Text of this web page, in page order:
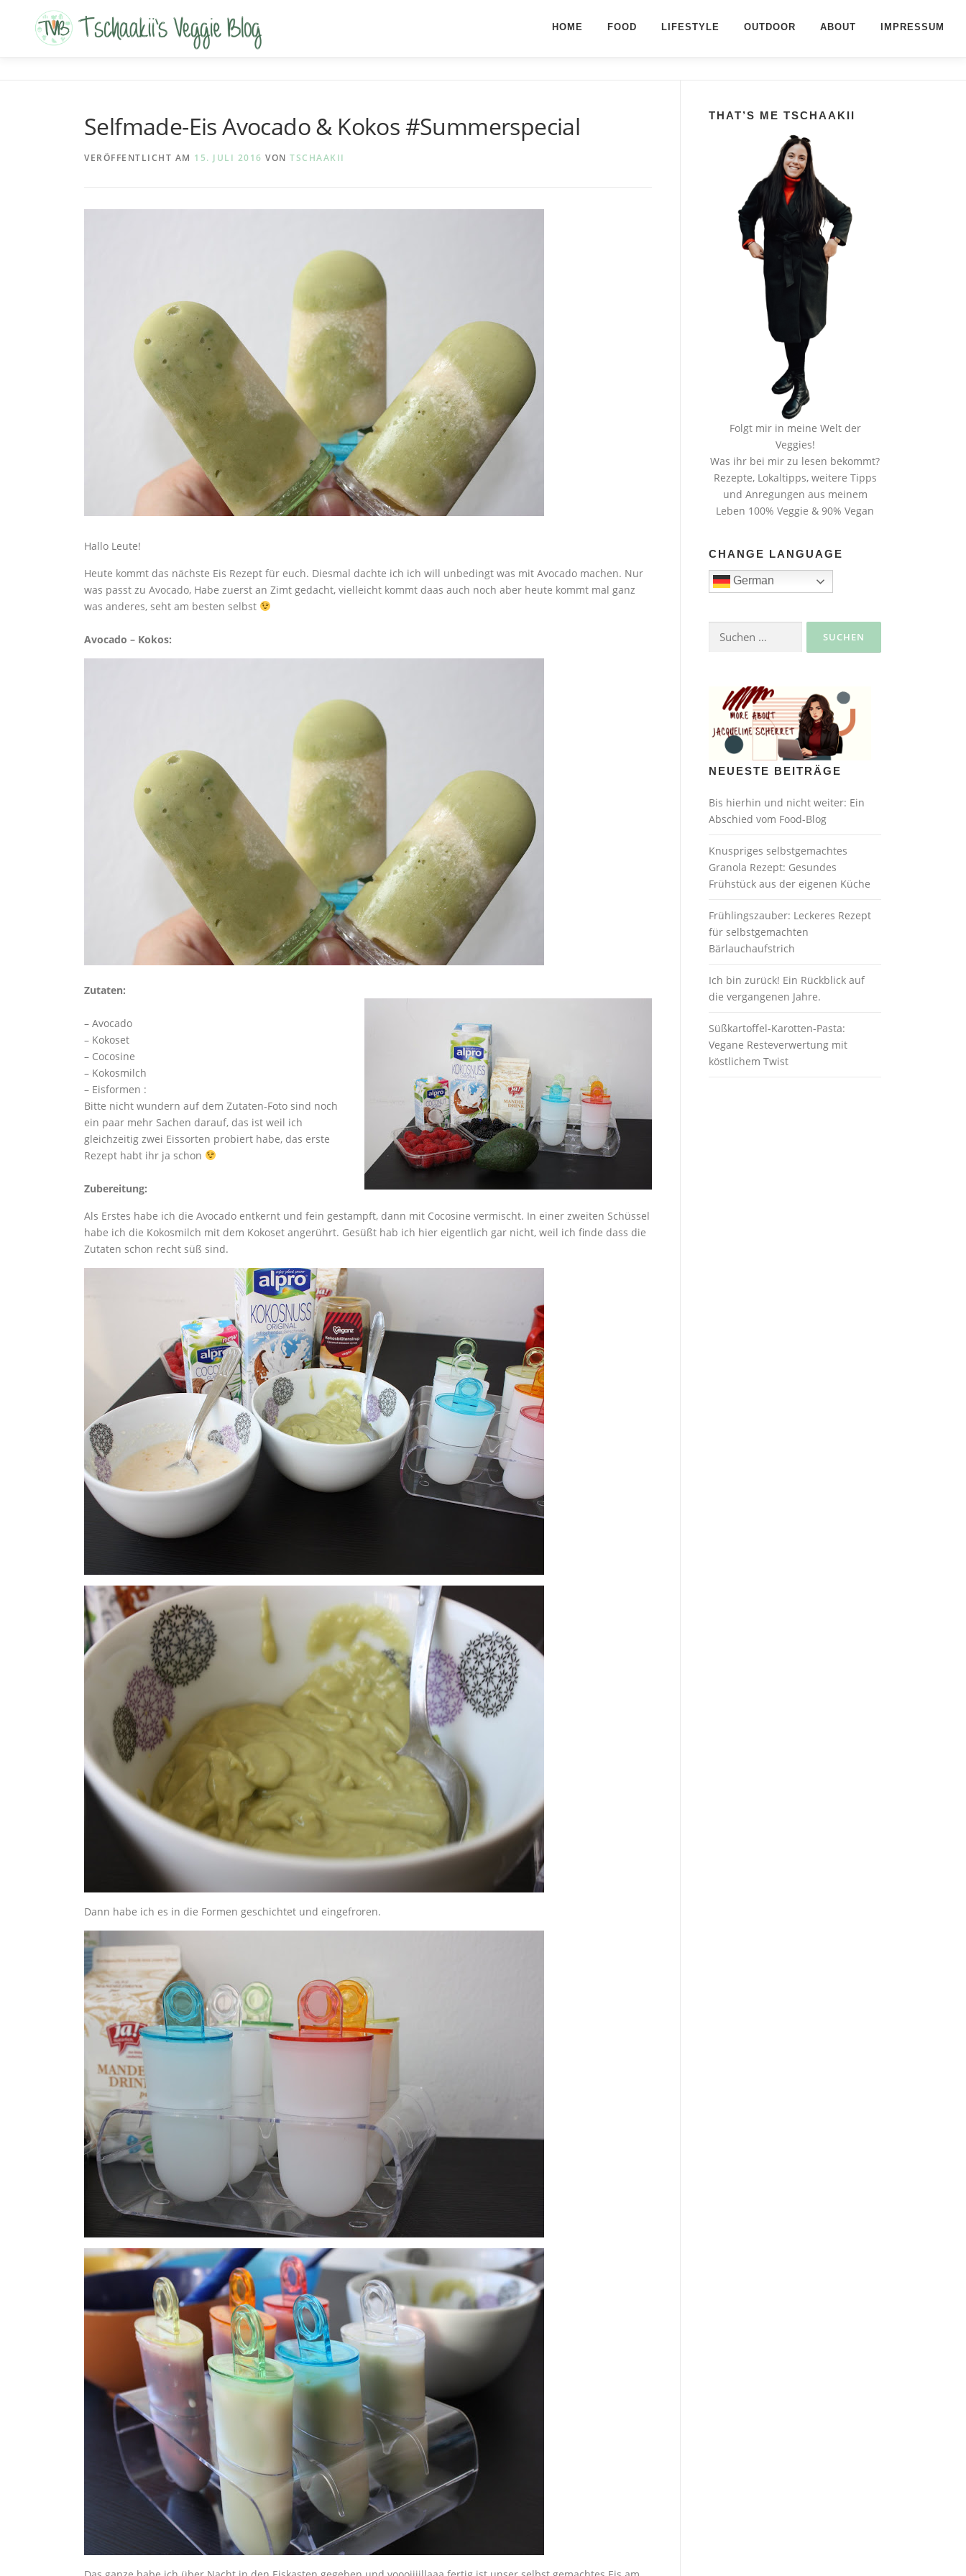
springen
HOME FOOD LIFESTYLE OUTDOOR ABOUT IMPRESSUM
Selfmade-Eis Avocado & Kokos #Summerspecial
VERÖFFENTLICHT AM 15. JULI 2016 VON TSCHAAKII
Hallo Leute!
Heute kommt das nächste Eis Rezept für euch. Diesmal dachte ich ich will unbedingt was mit Avocado machen. Nur
was passt zu Avocado, Habe zuerst an Zimt gedacht, vielleicht kommt daas auch noch aber heute kommt mal ganz
was anderes, seht am besten selbst
Avocado – Kokos:
Zutaten:
– Avocado
– Kokoset
– Cocosine
– Kokosmilch
– Eisformen :
Bitte nicht wundern auf dem Zutaten-Foto sind noch
ein paar mehr Sachen darauf, das ist weil ich
gleichzeitig zwei Eissorten probiert habe, das erste
Rezept habt ihr ja schon
Zubereitung:
Als Erstes habe ich die Avocado entkernt und fein gestampft, dann mit Cocosine vermischt. In einer zweiten Schüssel
habe ich die Kokosmilch mit dem Kokoset angerührt. Gesüßt hab ich hier eigentlich gar nicht, weil ich finde dass die
Zutaten schon recht süß sind.
Dann habe ich es in die Formen geschichtet und eingefroren.
THAT’S ME TSCHAAKII
Folgt mir in meine Welt der
Veggies!
Was ihr bei mir zu lesen bekommt?
Rezepte, Lokaltipps, weitere Tipps
und Anregungen aus meinem
Leben 100% Veggie & 90% Vegan
CHANGE LANGUAGE
German
NEUESTE BEITRÄGE
Bis hierhin und nicht weiter: Ein
Abschied vom Food-Blog
Knuspriges selbstgemachtes
Granola Rezept: Gesundes
Frühstück aus der eigenen Küche
Frühlingszauber: Leckeres Rezept
für selbstgemachten
Bärlauchaufstrich
Ich bin zurück! Ein Rückblick auf
die vergangenen Jahre.
Süßkartoffel-Karotten-Pasta:
Vegane Resteverwertung mit
köstlichem Twist